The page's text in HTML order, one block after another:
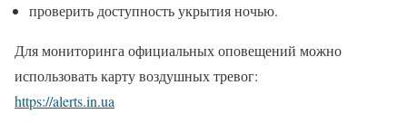
проверить доступность укрытия ночью.
Для мониторинга официальных оповещений можно
использовать карту воздушных тревог:
https://alerts.in.ua